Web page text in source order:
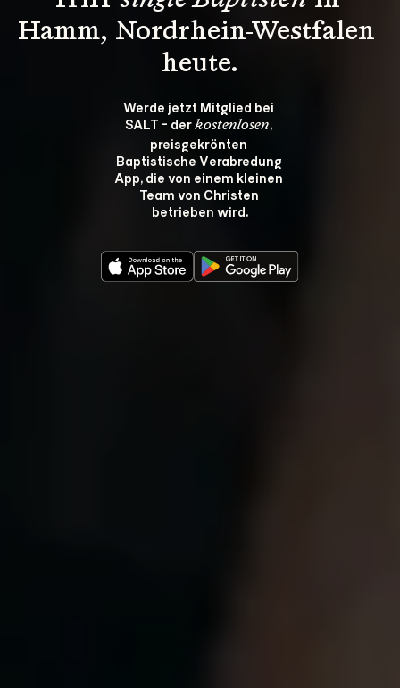
Hamm, Nordrhein-Westfalen
heute.
Werde jetzt Mitglied bei
SALT - der kostenlosen,
preisgekrönten
Baptistische Verabredung
App, die von einem kleinen
Team von Christen
betrieben wird.